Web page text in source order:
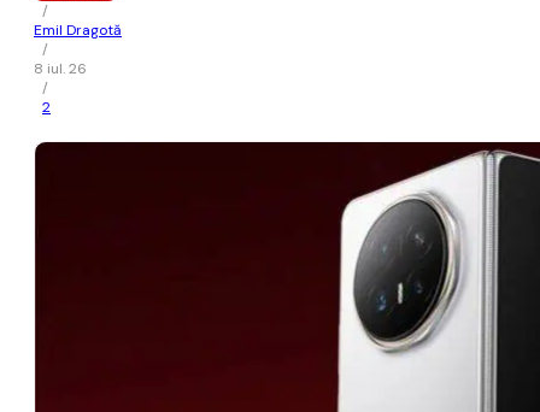
/
Emil Dragotă
/
8 iul. 26
/
2